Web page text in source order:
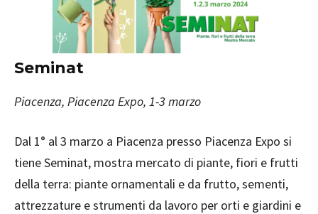
Seminat
Piacenza, Piacenza Expo, 1-3 marzo
Dal 1° al 3 marzo a Piacenza presso Piacenza Expo si
tiene Seminat, mostra mercato di piante, fiori e frutti
della terra: piante ornamentali e da frutto, sementi,
attrezzature e strumenti da lavoro per orti e giardini e